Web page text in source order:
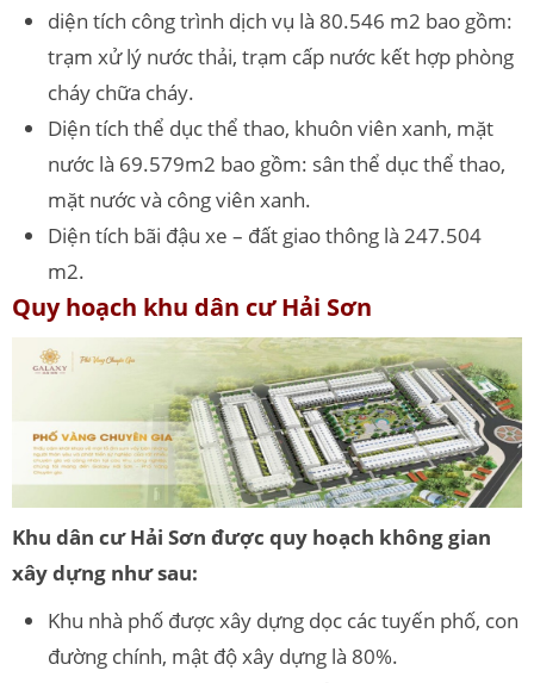
diện tích công trình dịch vụ là 80.546 m2 bao gồm:
trạm xử lý nước thải, trạm cấp nước kết hợp phòng
cháy chữa cháy.
Diện tích thể dục thể thao, khuôn viên xanh, mặt
nước là 69.579m2 bao gồm: sân thể dục thể thao,
mặt nước và công viên xanh.
Diện tích bãi đậu xe – đất giao thông là 247.504
m2.
Quy hoạch khu dân cư Hải Sơn
Khu dân cư Hải Sơn được quy hoạch không gian
xây dựng như sau:
Khu nhà phố được xây dựng dọc các tuyến phố, con
đường chính, mật độ xây dựng là 80%.